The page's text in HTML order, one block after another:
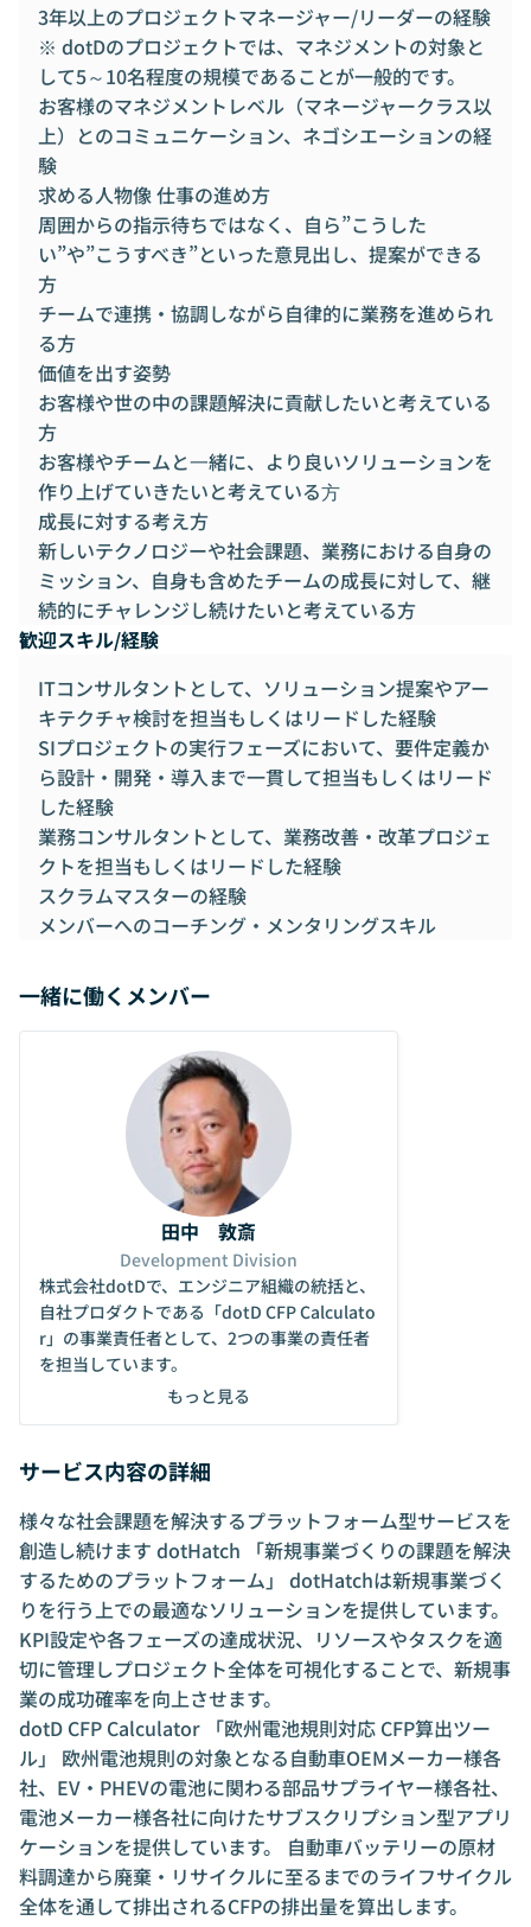
3年以上のプロジェクトマネージャー/リーダーの経験
※ dotDのプロジェクトでは、マネジメントの対象と
して5～10名程度の規模であることが一般的です。
お客様のマネジメントレベル（マネージャークラス以
上）とのコミュニケーション、ネゴシエーションの経
験
求める人物像 仕事の進め方
周囲からの指示待ちではなく、自ら”こうした
い”や”こうすべき”といった意見出し、提案ができる
方
チームで連携・協調しながら自律的に業務を進められ
る方
価値を出す姿勢
お客様や世の中の課題解決に貢献したいと考えている
方
お客様やチームと⼀緒に、より良いソリューションを
作り上げていきたいと考えている⽅
成長に対する考え方
新しいテクノロジーや社会課題、業務における自身の
ミッション、自身も含めたチームの成長に対して、継
続的にチャレンジし続けたいと考えている方
歓迎スキル/経験
ITコンサルタントとして、ソリューション提案やアー
キテクチャ検討を担当もしくはリードした経験
SIプロジェクトの実行フェーズにおいて、要件定義か
ら設計・開発・導入まで一貫して担当もしくはリード
した経験
業務コンサルタントとして、業務改善・改革プロジェ
クトを担当もしくはリードした経験
スクラムマスターの経験
メンバーへのコーチング・メンタリングスキル
一緒に働くメンバー
田中 敦斎
Development Division
株式会社dotDで、エンジニア組織の統括と、
自社プロダクトである「dotD CFP Calculato
r」の事業責任者として、2つの事業の責任者
を担当しています。
もっと見る
サービス内容の詳細
様々な社会課題を解決するプラットフォーム型サービスを
創造し続けます dotHatch 「新規事業づくりの課題を解決
するためのプラットフォーム」 dotHatchは新規事業づく
りを行う上での最適なソリューションを提供しています。
KPI設定や各フェーズの達成状況、リソースやタスクを適
切に管理しプロジェクト全体を可視化することで、新規事
業の成功確率を向上させます。
dotD CFP Calculator 「欧州電池規則対応 CFP算出ツー
ル」 欧州電池規則の対象となる自動車OEMメーカー様各
社、EV・PHEVの電池に関わる部品サプライヤー様各社、
電池メーカー様各社に向けたサブスクリプション型アプリ
ケーションを提供しています。 自動車バッテリーの原材
料調達から廃棄・リサイクルに至るまでのライフサイクル
全体を通して排出されるCFPの排出量を算出します。